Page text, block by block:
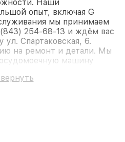
Наши
опыт, включая G
мы принимаем
(843) 254-68-13 и ждём вас
ул. Спартаковская, 6.
на ремонт и детали. Мы
машину